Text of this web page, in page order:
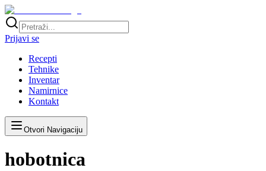
Prijavi se
Recepti
Tehnike
Inventar
Namirnice
Kontakt
Otvori Navigaciju
hobotnica